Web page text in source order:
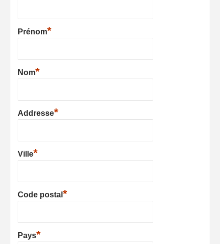
Prénom*
Nom*
Addresse*
Ville*
Code postal *
Pays*